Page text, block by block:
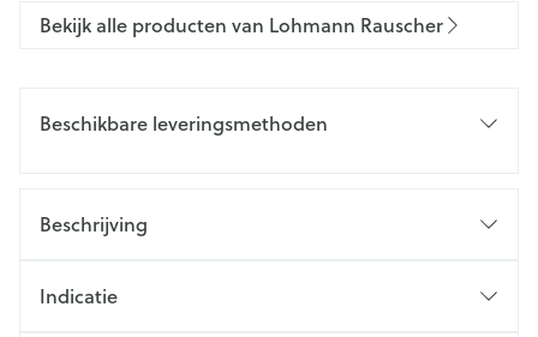
Bekijk alle producten van Lohmann Rauscher
Beschikbare leveringsmethoden
Beschrijving
Indicatie